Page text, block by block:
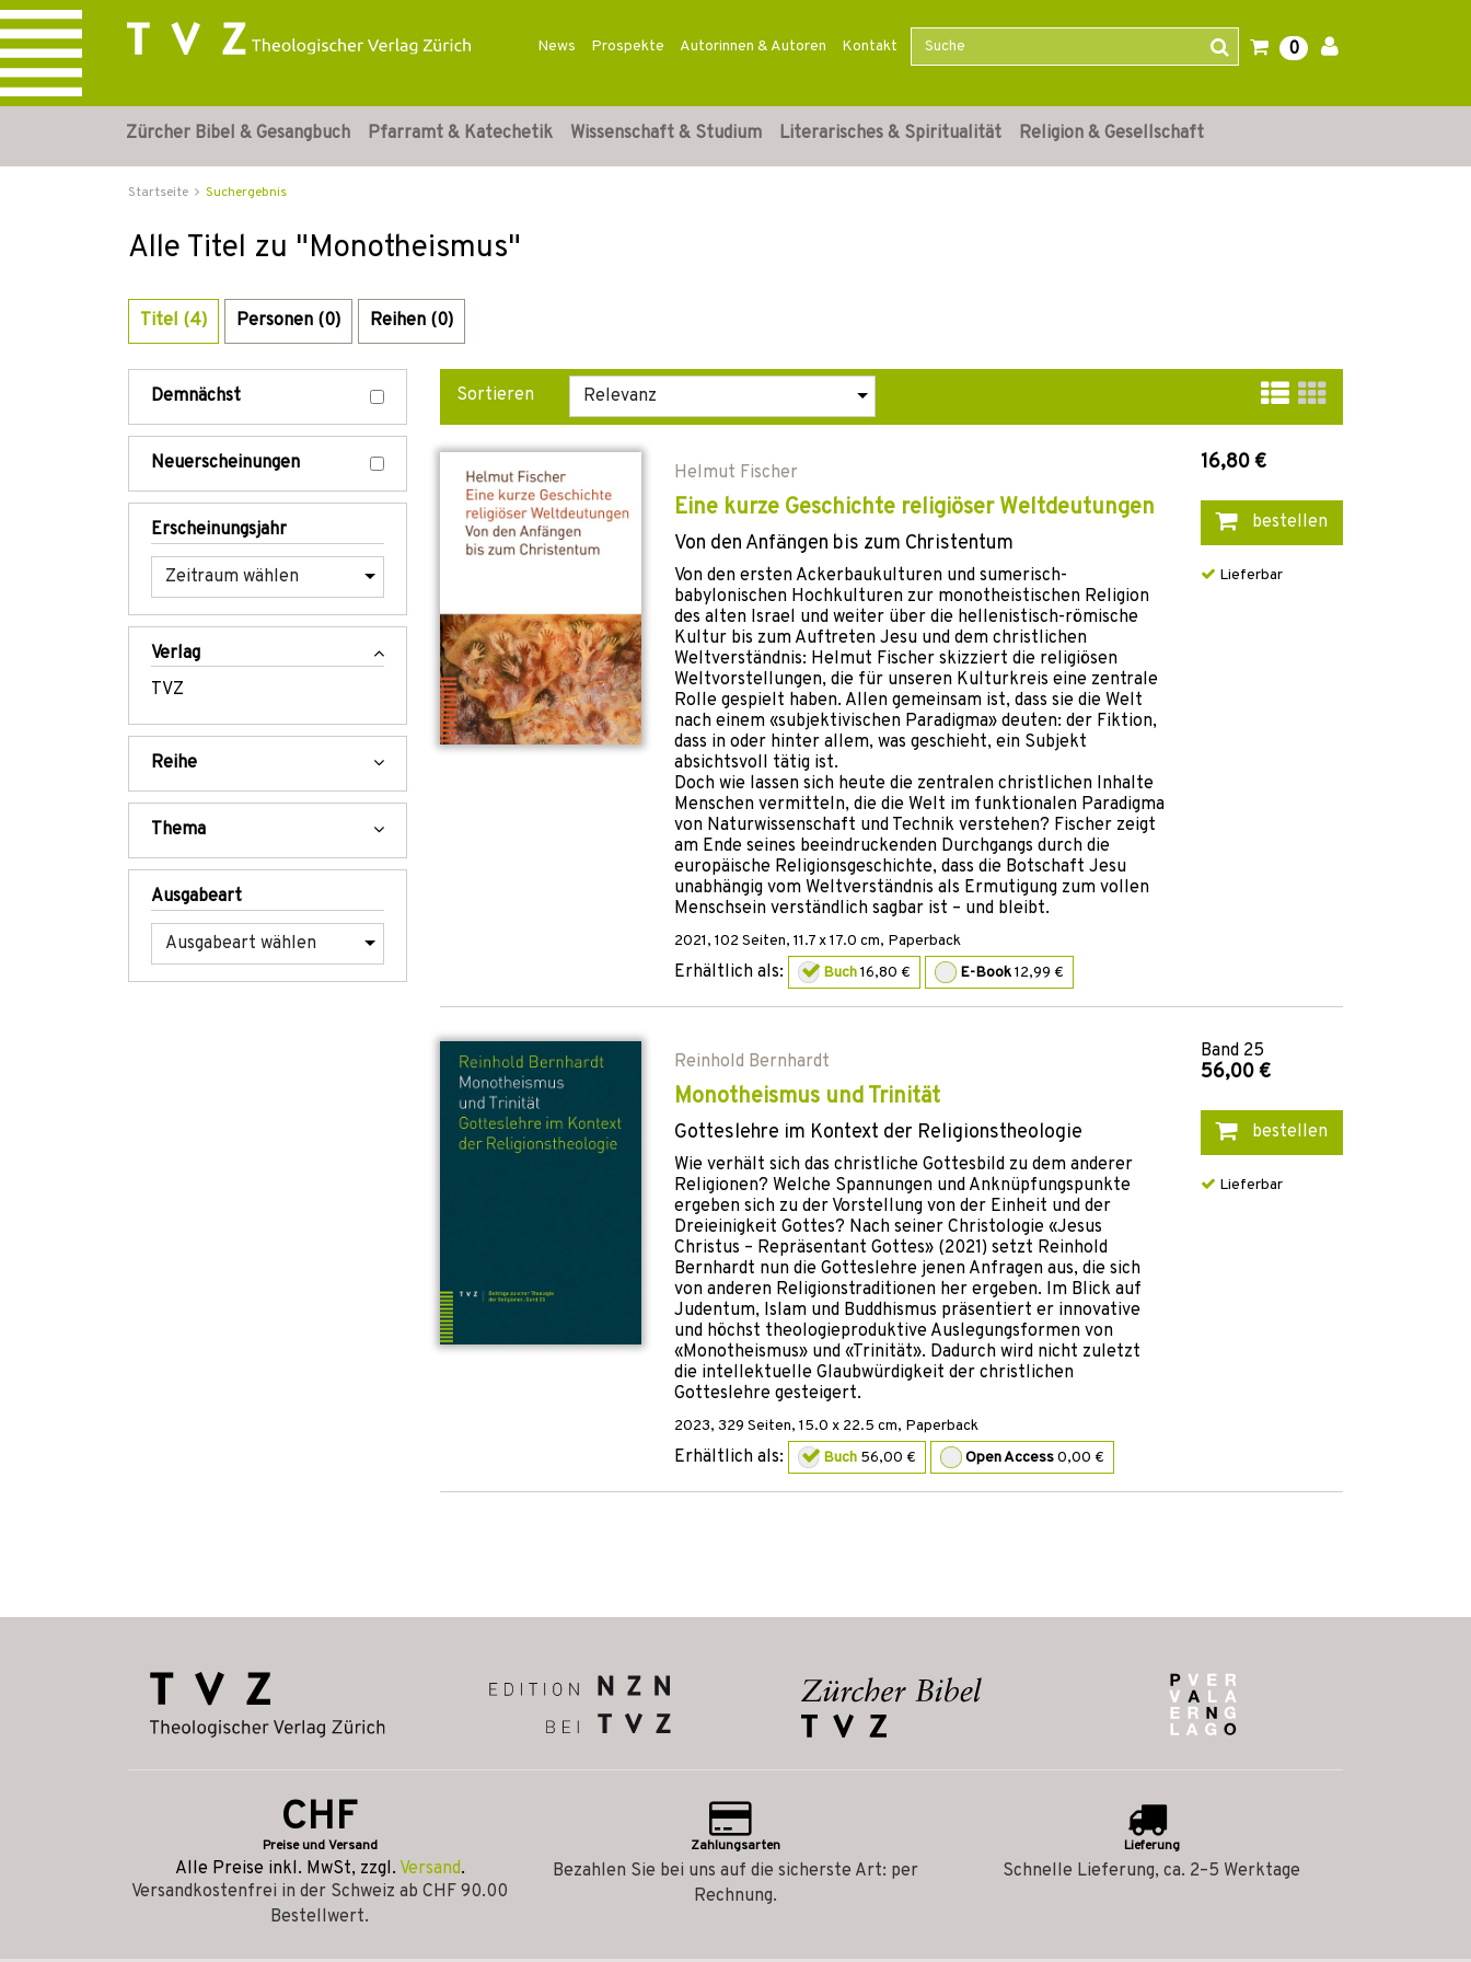
News Prospekte Autorinnen & Autoren Kontakt 0
Zürcher Bibel & Gesangbuch Pfarramt & Katechetik Wissenschaft & Studium Literarisches & Spiritualität Religion & Gesellschaft
Startseite Suchergebnis
Alle Titel zu "Monotheismus"
Titel (4) Personen (0) Reihen (0)
Demnächst
Neuerscheinungen
Erscheinungsjahr
Verlag
TVZ
Reihe
Thema
Ausgabeart
Sortieren
Helmut Fischer
Eine kurze Geschichte religiöser Weltdeutungen
Von den Anfängen bis zum Christentum
Von den ersten Ackerbaukulturen und sumerisch-
babylonischen Hochkulturen zur monotheistischen Religion
des alten Israel und weiter über die hellenistisch-römische
Kultur bis zum Auftreten Jesu und dem christlichen
Weltverständnis: Helmut Fischer skizziert die religiösen
Weltvorstellungen, die für unseren Kulturkreis eine zentrale
Rolle gespielt haben. Allen gemeinsam ist, dass sie die Welt
nach einem «subjektivischen Paradigma» deuten: der Fiktion,
dass in oder hinter allem, was geschieht, ein Subjekt
absichtsvoll tätig ist.
Doch wie lassen sich heute die zentralen christlichen Inhalte
Menschen vermitteln, die die Welt im funktionalen Paradigma
von Naturwissenschaft und Technik verstehen? Fischer zeigt
am Ende seines beeindruckenden Durchgangs durch die
europäische Religionsgeschichte, dass die Botschaft Jesu
unabhängig vom Weltverständnis als Ermutigung zum vollen
Menschsein verständlich sagbar ist – und bleibt.
2021, 102 Seiten, 11.7 x 17.0 cm, Paperback
Erhältlich als: Buch16,80 € E-Book12,99 €
16,80 €
bestellen
Lieferbar
Reinhold Bernhardt
Monotheismus und Trinität
Gotteslehre im Kontext der Religionstheologie
Wie verhält sich das christliche Gottesbild zu dem anderer
Religionen? Welche Spannungen und Anknüpfungspunkte
ergeben sich zu der Vorstellung von der Einheit und der
Dreieinigkeit Gottes? Nach seiner Christologie «Jesus
Christus – Repräsentant Gottes» (2021) setzt Reinhold
Bernhardt nun die Gotteslehre jenen Anfragen aus, die sich
von anderen Religionstraditionen her ergeben. Im Blick auf
Judentum, Islam und Buddhismus präsentiert er innovative
und höchst theologieproduktive Auslegungsformen von
«Monotheismus» und «Trinität». Dadurch wird nicht zuletzt
die intellektuelle Glaubwürdigkeit der christlichen
Gotteslehre gesteigert.
2023, 329 Seiten, 15.0 x 22.5 cm, Paperback
Erhältlich als: Buch 56,00 € Open Access0,00 €
Band 25
56,00 €
bestellen
Lieferbar
CHF
Preise und Versand
Alle Preise inkl. MwSt, zzgl. Versand.
Versandkostenfrei in der Schweiz ab CHF 90.00
Bestellwert.
Zahlungsarten
Bezahlen Sie bei uns auf die sicherste Art: per
Rechnung.
Lieferung
Schnelle Lieferung, ca. 2–5 Werktage